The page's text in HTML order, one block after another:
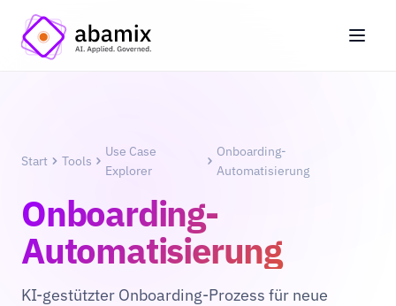
Start Tools
Use Case
Explorer
Onboarding-
Automatisierung
Onboarding-
Automatisierung
KI-gestützter Onboarding-Prozess für neue